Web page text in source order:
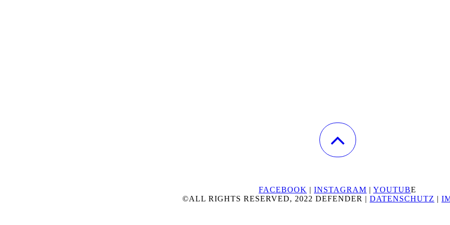
FACEBOOK | INSTAGRAM | YOUTUBE
©ALL RIGHTS RESERVED, 2022 DEFENDER | DATENSCHUTZ |